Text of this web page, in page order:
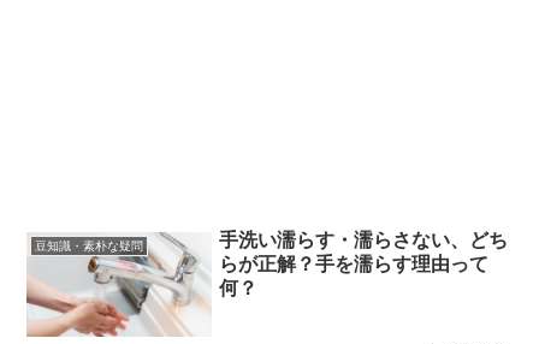
豆知識・素朴な疑問
手洗い濡らす・濡らさない、どち
らが正解？手を濡らす理由って
何？